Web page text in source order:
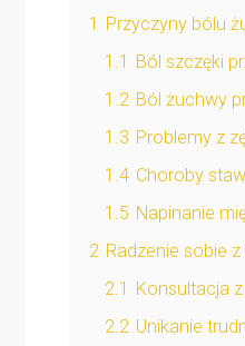
1 Przyczyny bólu
1.1 Ból szczęki
1.2 Ból żuchwy
1.3 Problemy z
1.4 Choroby
1.5 Napinanie
2 Radzenie sobie
2.1 Konsultacja
2.2 Unikanie